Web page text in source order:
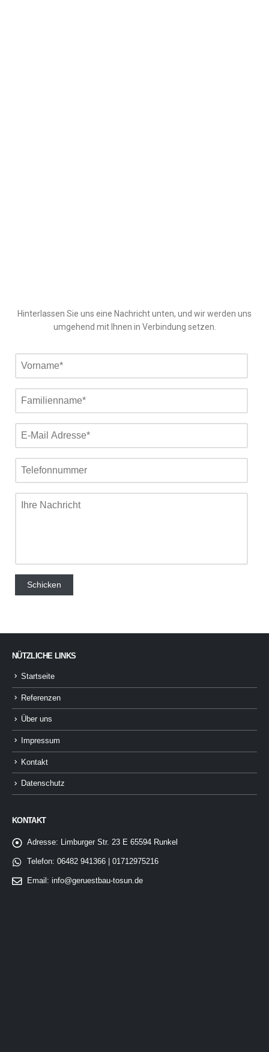
Hinterlassen Sie uns eine Nachricht unten, und wir werden uns
umgehend mit Ihnen in Verbindung setzen.
NÜTZLICHE LINKS
Startseite
Referenzen
Über uns
Impressum
Kontakt
Datenschutz
KONTAKT
Adresse: Limburger Str. 23 E 65594 Runkel
Telefon: 06482 941366 | 01712975216
Email: info@geruestbau-tosun.de